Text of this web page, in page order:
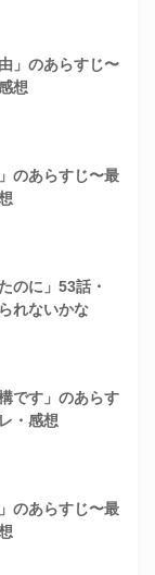
」のあらすじ〜
想
のあらすじ〜最
のに」53話・
れないかな
です」のあらす
・感想
のあらすじ〜最